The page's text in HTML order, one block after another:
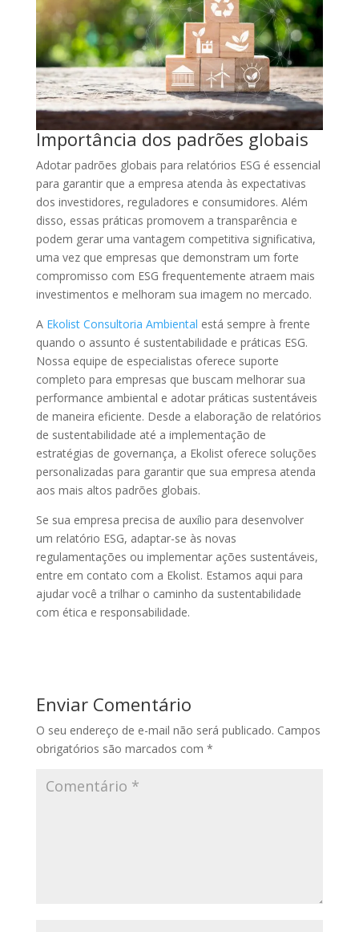
Importância dos padrões globais
Adotar padrões globais para relatórios ESG é essencial
para garantir que a empresa atenda às expectativas
dos investidores, reguladores e consumidores. Além
disso, essas práticas promovem a transparência e
podem gerar uma vantagem competitiva significativa,
uma vez que empresas que demonstram um forte
compromisso com ESG frequentemente atraem mais
investimentos e melhoram sua imagem no mercado.
A Ekolist Consultoria Ambiental está sempre à frente
quando o assunto é sustentabilidade e práticas ESG.
Nossa equipe de especialistas oferece suporte
completo para empresas que buscam melhorar sua
performance ambiental e adotar práticas sustentáveis
de maneira eficiente. Desde a elaboração de relatórios
de sustentabilidade até a implementação de
estratégias de governança, a Ekolist oferece soluções
personalizadas para garantir que sua empresa atenda
aos mais altos padrões globais.
Se sua empresa precisa de auxílio para desenvolver
um relatório ESG, adaptar-se às novas
regulamentações ou implementar ações sustentáveis,
entre em contato com a Ekolist. Estamos aqui para
ajudar você a trilhar o caminho da sustentabilidade
com ética e responsabilidade.
Enviar Comentário
O seu endereço de e-mail não será publicado. Campos
obrigatórios são marcados com *